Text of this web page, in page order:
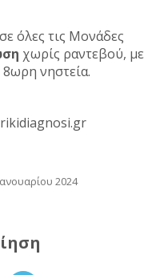
όλες τις Μονάδες
χωρίς ραντεβού, με
νηστεία.
2024